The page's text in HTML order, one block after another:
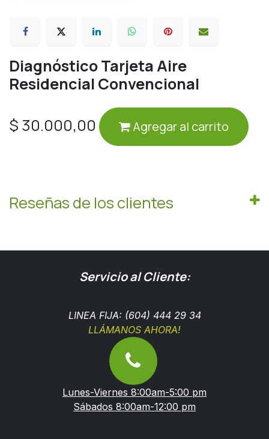
Diagnóstico Tarjeta Aire
Residencial Convencional
$ 30.000,00 Agregar al carrito
Reseñas de los clientes
Servicio al Cliente:
LINEA FIJA: (604) 444 29 34
LLÁMANOS AHORA!
Lunes-Viernes 8:00am-5:00 pm
Sábados 8:00am-12:00 pm